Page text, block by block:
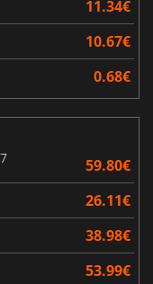
11.34€
10.67€
0.68€
59.80€
26.11€
38.98€
53.99€